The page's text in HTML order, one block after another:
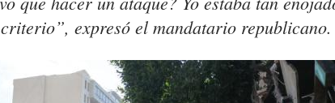
expresó el mandatario republicano.